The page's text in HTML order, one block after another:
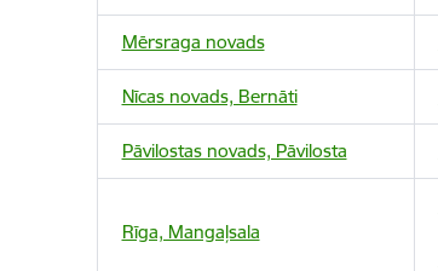
Mērsraga novads
Nīcas novads, Bernāti
Pāvilostas novads, Pāvilosta
Rīga, Mangaļsala